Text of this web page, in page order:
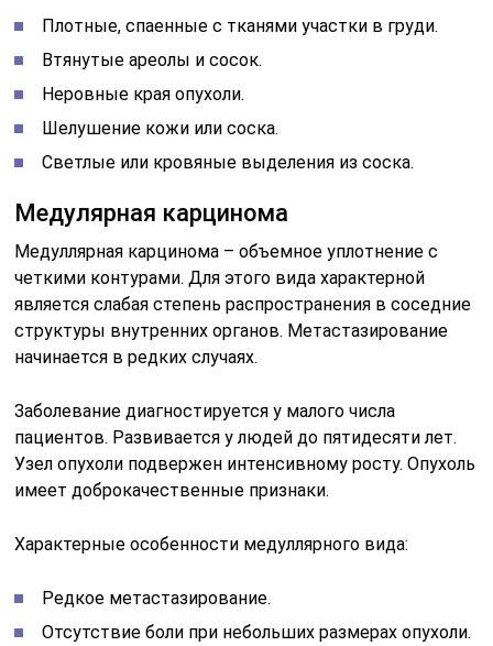
Плотные, спаенные с тканями участки в груди.
Втянутые ареолы и сосок.
Неровные края опухоли.
Шелушение кожи или соска.
Светлые или кровяные выделения из соска.
Медулярная карцинома
Медуллярная карцинома – объемное уплотнение с
четкими контурами. Для этого вида характерной
является слабая степень распространения в соседние
структуры внутренних органов. Метастазирование
начинается в редких случаях.
Заболевание диагностируется у малого числа
пациентов. Развивается у людей до пятидесяти лет.
Узел опухоли подвержен интенсивному росту. Опухоль
имеет доброкачественные признаки.
Характерные особенности медуллярного вида:
Редкое метастазирование.
Отсутствие боли при небольших размерах опухоли.